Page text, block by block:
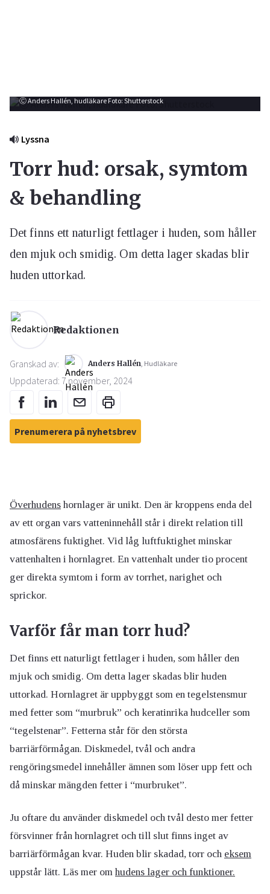
Ⓒ Anders Hallén, hudläkare Foto: Shutterstock
Lyssna
Torr hud: orsak, symtom
& behandling
Det finns ett naturligt fettlager i huden, som håller
den mjuk och smidig. Om detta lager skadas blir
huden uttorkad.
Redaktionen
Granskad av: Anders Hallén, Hudläkare
Uppdaterad: 7 november, 2024
Prenumerera på nyhetsbrev
Överhudens hornlager är unikt. Den är kroppens enda del
av ett organ vars vatteninnehåll står i direkt relation till
atmosfärens fuktighet. Vid låg luftfuktighet minskar
vattenhalten i hornlagret. En vattenhalt under tio procent
ger direkta symtom i form av torrhet, narighet och
sprickor.
Varför får man torr hud?
Det finns ett naturligt fettlager i huden, som håller den
mjuk och smidig. Om detta lager skadas blir huden
uttorkad. Hornlagret är uppbyggt som en tegelstensmur
med fetter som “murbruk” och keratinrika hudceller som
“tegelstenar”. Fetterna står för den största
barriärförmågan. Diskmedel, tvål och andra
rengöringsmedel innehåller ämnen som löser upp fett och
då minskar mängden fetter i “murbruket”.
Ju oftare du använder diskmedel och tvål desto mer fetter
försvinner från hornlagret och till slut finns inget av
barriärförmågan kvar. Huden blir skadad, torr och eksem
uppstår lätt. Läs mer om hudens lager och funktioner.